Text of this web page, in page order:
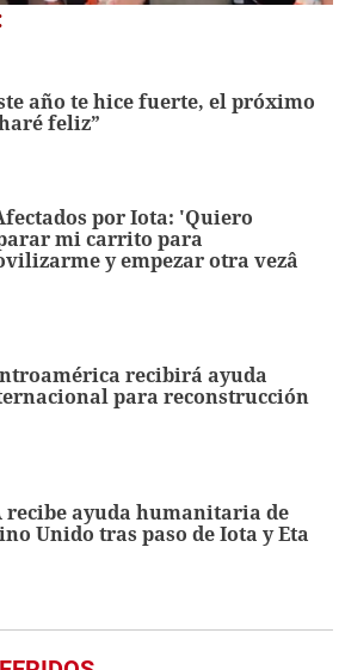
año te hice fuerte, el próximo
feliz”
por Iota: 'Quiero
mi carrito para
y empezar otra vezâ
recibirá ayuda
para reconstrucción
recibe ayuda humanitaria de
Unido tras paso de Iota y Eta